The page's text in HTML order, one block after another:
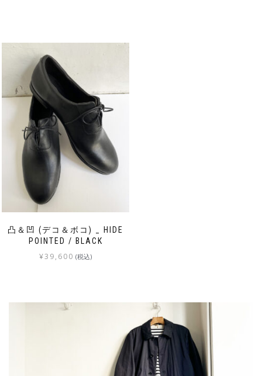
凸＆凹 (デコ＆ボコ) _ HIDE
POINTED / BLACK
¥39,600 (税込)